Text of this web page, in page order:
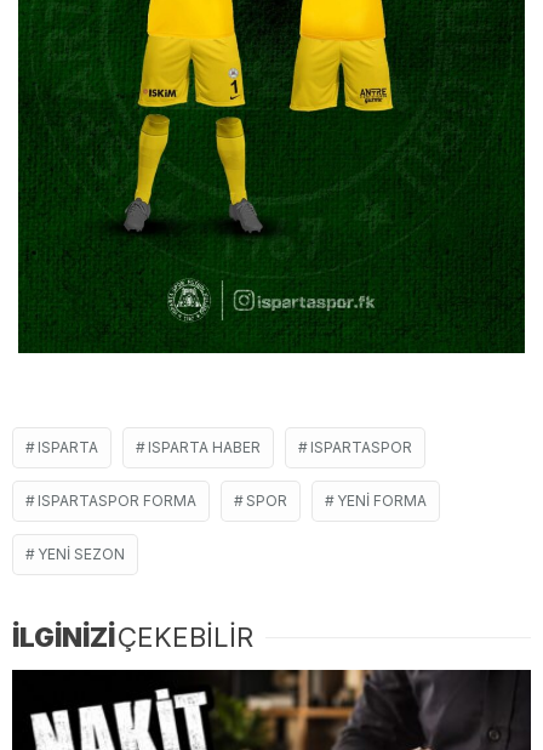
ISPARTA ISPARTA HABER ISPARTASPOR
ISPARTASPOR FORMA SPOR YENI FORMA
YENI SEZON
İLGİNİZİÇEKEBİLİR